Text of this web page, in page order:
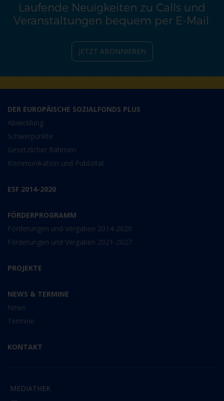
Laufende Neuigkeiten zu Calls und
Veranstaltungen bequem per E-Mail.
JETZT ABONNIEREN
DER EUROPÄISCHE SOZIALFONDS PLUS
Abwicklung
Schwerpunkte
Gesetzlicher Rahmen
Kommunikation und Publizität
ESF 2014-2020
FÖRDERPROGRAMM
Förderungen und Vergaben 2014-2020
Förderungen und Vergaben 2021-2027
PROJEKTE
NEWS & TERMINE
News
Termine
KONTAKT
MEDIATHEK